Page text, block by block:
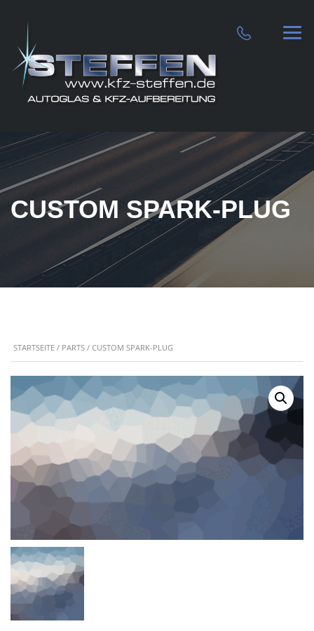
CUSTOM SPARK-PLUG
STARTSEITE / PARTS / CUSTOM SPARK-PLUG